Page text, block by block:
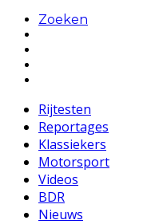
Zoeken
Rijtesten
Reportages
Klassiekers
Motorsport
Videos
BDR
Nieuws